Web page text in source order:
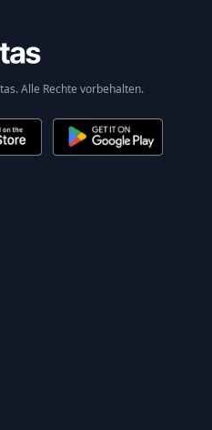
Alle Rechte vorbehalten.